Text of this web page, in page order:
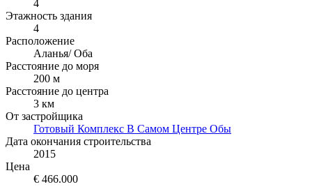
4
Этажность здания
4
Расположение
Аланья/ Оба
Расстояние до моря
200 м
Расстояние до центра
3 км
От застройщика
Готовый Комплекс В Самом Центре Обы
Дата окончания строительства
2015
Цена
€ 466.000